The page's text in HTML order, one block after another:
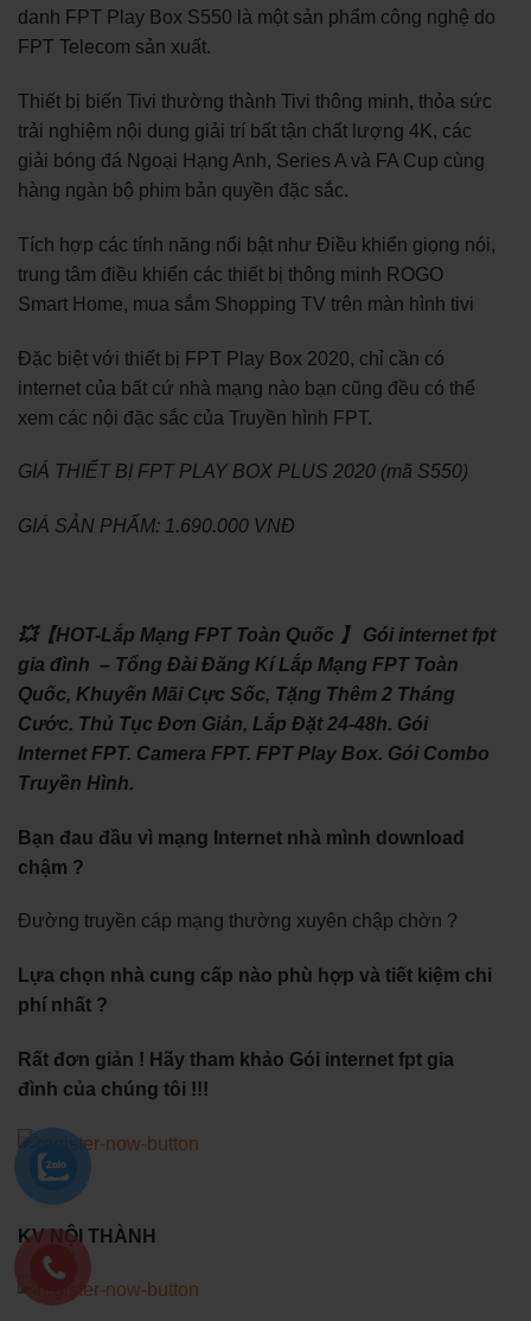
danh FPT Play Box S550 là một sản phẩm công nghệ do
FPT Telecom sản xuất.
Thiết bị biến Tivi thường thành Tivi thông minh, thỏa sức
trải nghiệm nội dung giải trí bất tận chất lượng 4K, các
giải bóng đá Ngoại Hạng Anh, Series A và FA Cup cùng
hàng ngàn bộ phim bản quyền đặc sắc.
Tích hợp các tính năng nổi bật như Điều khiển giọng nói,
trung tâm điều khiển các thiết bị thông minh ROGO
Smart Home, mua sắm Shopping TV trên màn hình tivi
Đặc biệt với thiết bị FPT Play Box 2020, chỉ cần có
internet của bất cứ nhà mạng nào bạn cũng đều có thể
xem các nội đặc sắc của Truyền hình FPT.
GIÁ THIẾT BỊ FPT PLAY BOX PLUS 2020 (mã S550)
GIÁ SẢN PHẨM: 1.690.000 VNĐ
💥【HOT-Lắp Mạng FPT Toàn Quốc 】 Gói internet fpt
gia đình – Tổng Đài Đăng Kí Lắp Mạng FPT Toàn
Quốc, Khuyến Mãi Cực Sốc, Tặng Thêm 2 Tháng
Cước. Thủ Tục Đơn Giản, Lắp Đặt 24-48h. Gói
Internet FPT. Camera FPT. FPT Play Box. Gói Combo
Truyền Hình.
Bạn đau đầu vì mạng Internet nhà mình download
chậm ?
Đường truyền cáp mạng thường xuyên chập chờn ?
Lựa chọn nhà cung cấp nào phù hợp và tiết kiệm chi
phí nhất ?
Rất đơn giản ! Hãy tham khảo Gói internet fpt gia
đình của chúng tôi !!!
KV NỘI THÀNH